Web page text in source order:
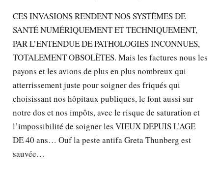
CES INVASIONS RENDENT NOS SYSTÈMES DE
SANTÉ NUMÉRIQUEMENT ET TECHNIQUEMENT,
PAR L’ENTENDUE DE PATHOLOGIES INCONNUES,
TOTALEMENT OBSOLÈTES. Mais les factures nous les
payons et les avions de plus en plus nombreux qui
atterrissement juste pour soigner des friqués qui
choisissant nos hôpitaux publiques, le font aussi sur
notre dos et nos impôts, avec le risque de saturation et
l’impossibilité de soigner les VIEUX DEPUIS L’AGE
DE 40 ans… Ouf la peste antifa Greta Thunberg est
sauvée…